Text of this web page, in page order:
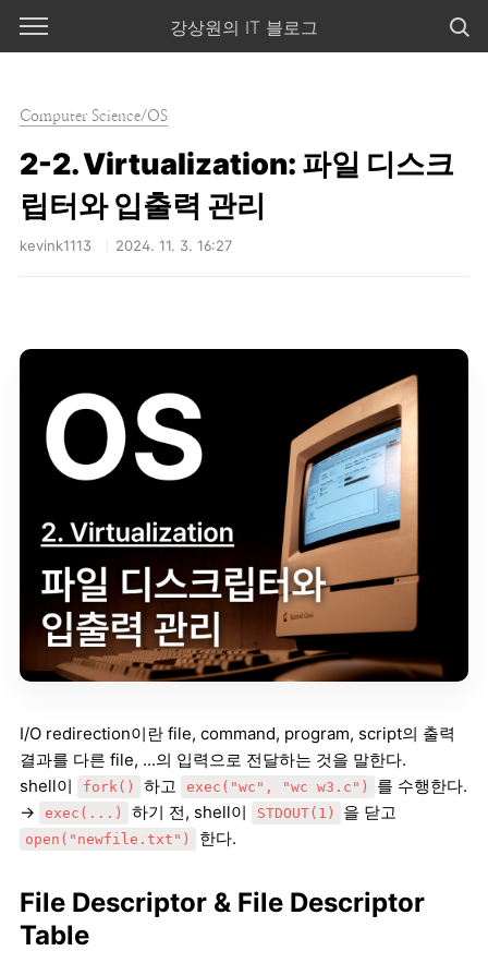
강상원의 IT 블로그
Computer Science/OS
2-2. Virtualization: 파일 디스크
립터와 입출력 관리
kevink1113 2024. 11. 3. 16:27
I/O redirection이란 file, command, program, script의 출력
결과를 다른 file, ...의 입력으로 전달하는 것을 말한다.
shell이
fork() 하고 exec("wc", "wc w3.c")
를 수행한다.
→
exec(...) 하기 전, shell이 STDOUT(1) 을 닫고
open("newfile.txt") 한다.
File Descriptor & File Descriptor
Table